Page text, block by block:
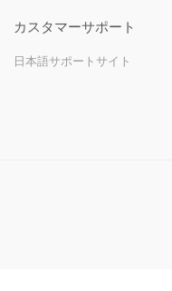
カスタマーサポート
日本語サポートサイト